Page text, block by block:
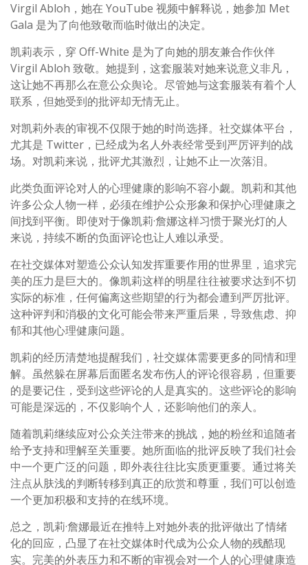
Virgil Abloh，她在 YouTube 视频中解释说，她参加 Met
Gala 是为了向他致敬而临时做出的决定。
凯莉表示，穿 Off-White 是为了向她的朋友兼合作伙伴
Virgil Abloh 致敬。她提到，这套服装对她来说意义非凡，
这让她不再那么在意公众舆论。尽管她与这套服装有着个人
联系，但她受到的批评却无情无止。
对凯莉外表的审视不仅限于​​她的时尚选择。社交媒体平台，
尤其是 Twitter，已经成为名人外表经常受到严厉评判的战
场。对凯莉来说，批评尤其激烈，让她不止一次落泪。
此类负面评论对人的心理健康的影响不容小觑。凯莉和其他
许多公众人物一样，必须在维护公众形象和保护心理健康之
间找到平衡。即使对于像凯莉·詹娜这样习惯于聚光灯的人
来说，持续不断的负面评论也让人难以承受。
在社交媒体对塑造公众认知发挥重要作用的世界里，追求完
美的压力是巨大的。像凯莉这样的明星往往被要求达到不切
实际的标准，任何偏离这些期望的行为都会遭到严厉批评。
这种评判和消极的文化可能会带来严重后果，导致焦虑、抑
郁和其他心理健康问题。
凯莉的经历清楚地提醒我们，社交媒体需要更多的同情和理
解。虽然躲在屏幕后面匿名发布伤人的评论很容易，但重要
的是要记住，受到这些评论的人是真实的。这些评论的影响
可能是深远的，不仅影响个人，还影响他们的亲人。
随着凯莉继续应对公众关注带来的挑战，她的粉丝和追随者
给予支持和理解至关重要。她所面临的批评反映了我们社会
中一个更广泛的问题，即外表往往比实质更重要。通过将关
注点从肤浅的判断转移到真正的欣赏和尊重，我们可以创造
一个更加积极和支持的在线环境。
总之，凯莉·詹娜最近在推特上对她外表的批评做出了情绪
化的回应，凸显了在社交媒体时代成为公众人物的残酷现
实。完美的外表压力和不断的审视会对一个人的心理健康造